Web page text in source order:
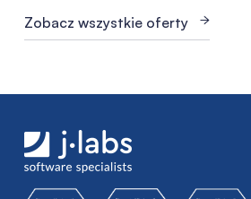
Zobacz wszystkie oferty